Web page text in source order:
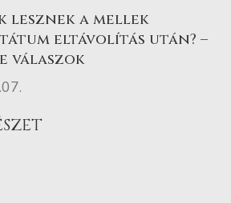
lesznek a mellek
eltávolítás után? –
válaszok